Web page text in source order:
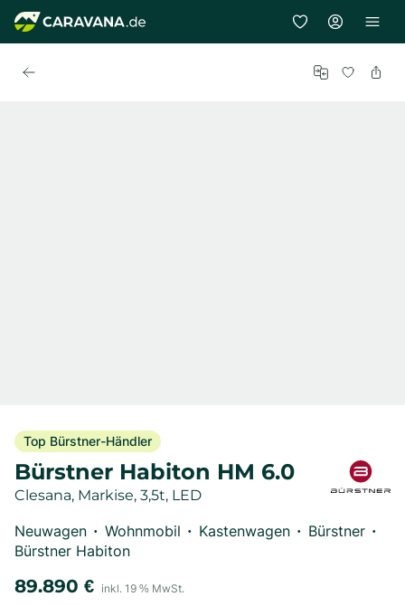
Top Bürstner-Händler
Bürstner Habiton HM 6.0
Clesana, Markise, 3,5t, LED
Neuwagen • Wohnmobil • Kastenwagen • Bürstner •
Bürstner Habiton
89.890 € inkl. 19 % MwSt.